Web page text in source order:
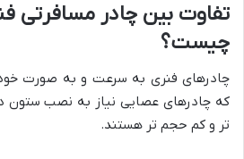
تفاوت بین چادر مسافرتی
چیست؟
چادرهای فنری به سرعت و به صورت
که چادرهای عصایی نیاز به نصب ستون
تر و کم حجم تر هستند.